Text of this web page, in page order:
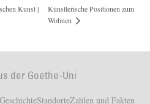
Kunst |
Künstlerische Positionen zum
Wohnen
der Goethe-Uni
GeschichteStandorteZahlen und Fakten